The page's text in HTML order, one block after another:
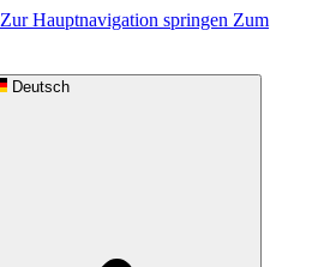
Zur Hauptnavigation springen Zum
Deutsch